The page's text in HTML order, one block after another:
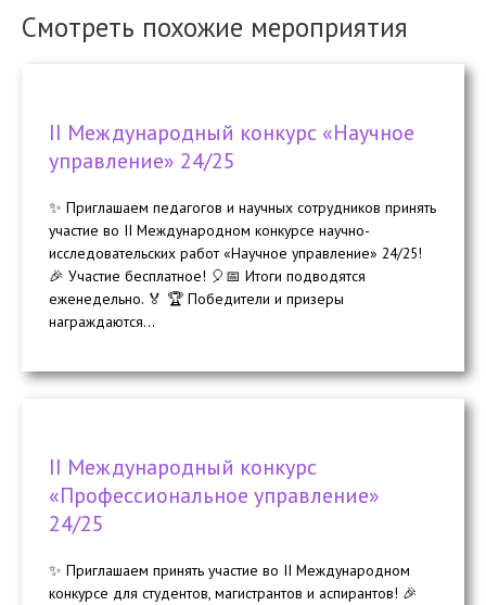
Смотреть похожие мероприятия
II Международный конкурс «Научное
управление» 24/25
✨ Приглашаем педагогов и научных сотрудников принять
участие во II Международном конкурсе научно-
исследовательских работ «Научное управление» 24/25!
🎉 Участие бесплатное! 🎈📅 Итоги подводятся
еженедельно. 🏅 🏆 Победители и призеры
награждаются...
II Международный конкурс
«Профессиональное управление»
24/25
✨ Приглашаем принять участие во II Международном
конкурсе для студентов, магистрантов и аспирантов! 🎉